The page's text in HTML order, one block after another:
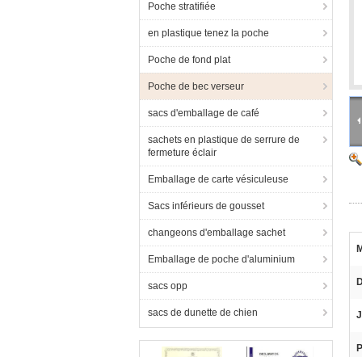
Poche stratifiée
en plastique tenez la poche
Poche de fond plat
Poche de bec verseur
sacs d'emballage de café
sachets en plastique de serrure de
fermeture éclair
Emballage de carte vésiculeuse
Sacs inférieurs de gousset
changeons d'emballage sachet
Emballage de poche d'aluminium
sacs opp
sacs de dunette de chien